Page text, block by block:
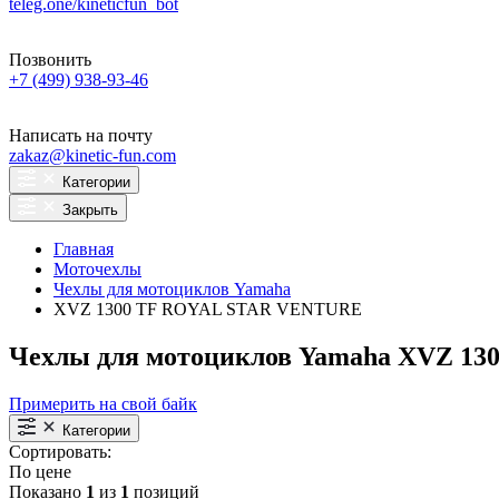
teleg.one/kineticfun_bot
Позвонить
+7 (499) 938-93-46
Написать на почту
zakaz@kinetic-fun.com
Категории
Закрыть
Главная
Моточехлы
Чехлы для мотоциклов Yamaha
XVZ 1300 TF ROYAL STAR VENTURE
Чехлы для мотоциклов Yamaha XVZ
Примерить на свой байк
Категории
Сортировать:
По цене
Показано 1 из 1 позиций